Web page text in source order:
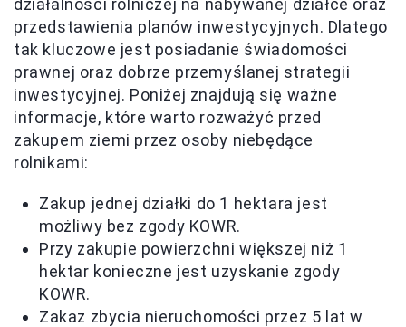
działalności rolniczej na nabywanej działce oraz
przedstawienia planów inwestycyjnych. Dlatego
tak kluczowe jest posiadanie świadomości
prawnej oraz dobrze przemyślanej strategii
inwestycyjnej. Poniżej znajdują się ważne
informacje, które warto rozważyć przed
zakupem ziemi przez osoby niebędące
rolnikami:
Zakup jednej działki do 1 hektara jest
możliwy bez zgody KOWR.
Przy zakupie powierzchni większej niż 1
hektar konieczne jest uzyskanie zgody
KOWR.
Zakaz zbycia nieruchomości przez 5 lat w